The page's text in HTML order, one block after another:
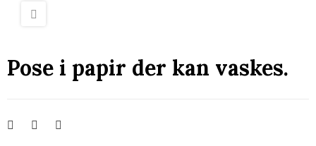
Pose i papir der kan vaskes.